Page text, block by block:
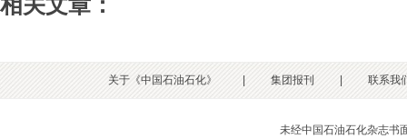
关于《中国石油石化》 集团报刊 联系我
未经中国石油石化杂志书